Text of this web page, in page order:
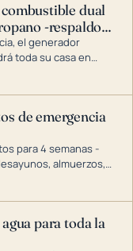
dual
-respaldo
el generador
toda su casa en
tormenta o un corte
completa que
hasta
toda su casa.
de emergencia
para 4 semanas -
almuerzos,
durante
para toda la